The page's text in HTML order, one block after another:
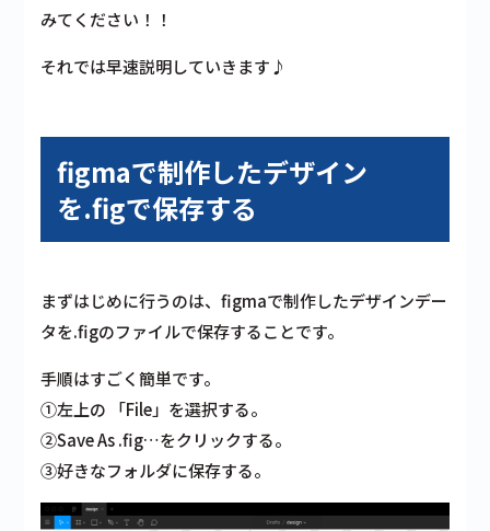
みてください！！
それでは早速説明していきます♪
figmaで制作したデザイン
を.figで保存する
まずはじめに行うのは、figmaで制作したデザインデー
タを.figのファイルで保存することです。
手順はすごく簡単です。
①左上の 「File」を選択する。
②Save As .fig…をクリックする。
③好きなフォルダに保存する。